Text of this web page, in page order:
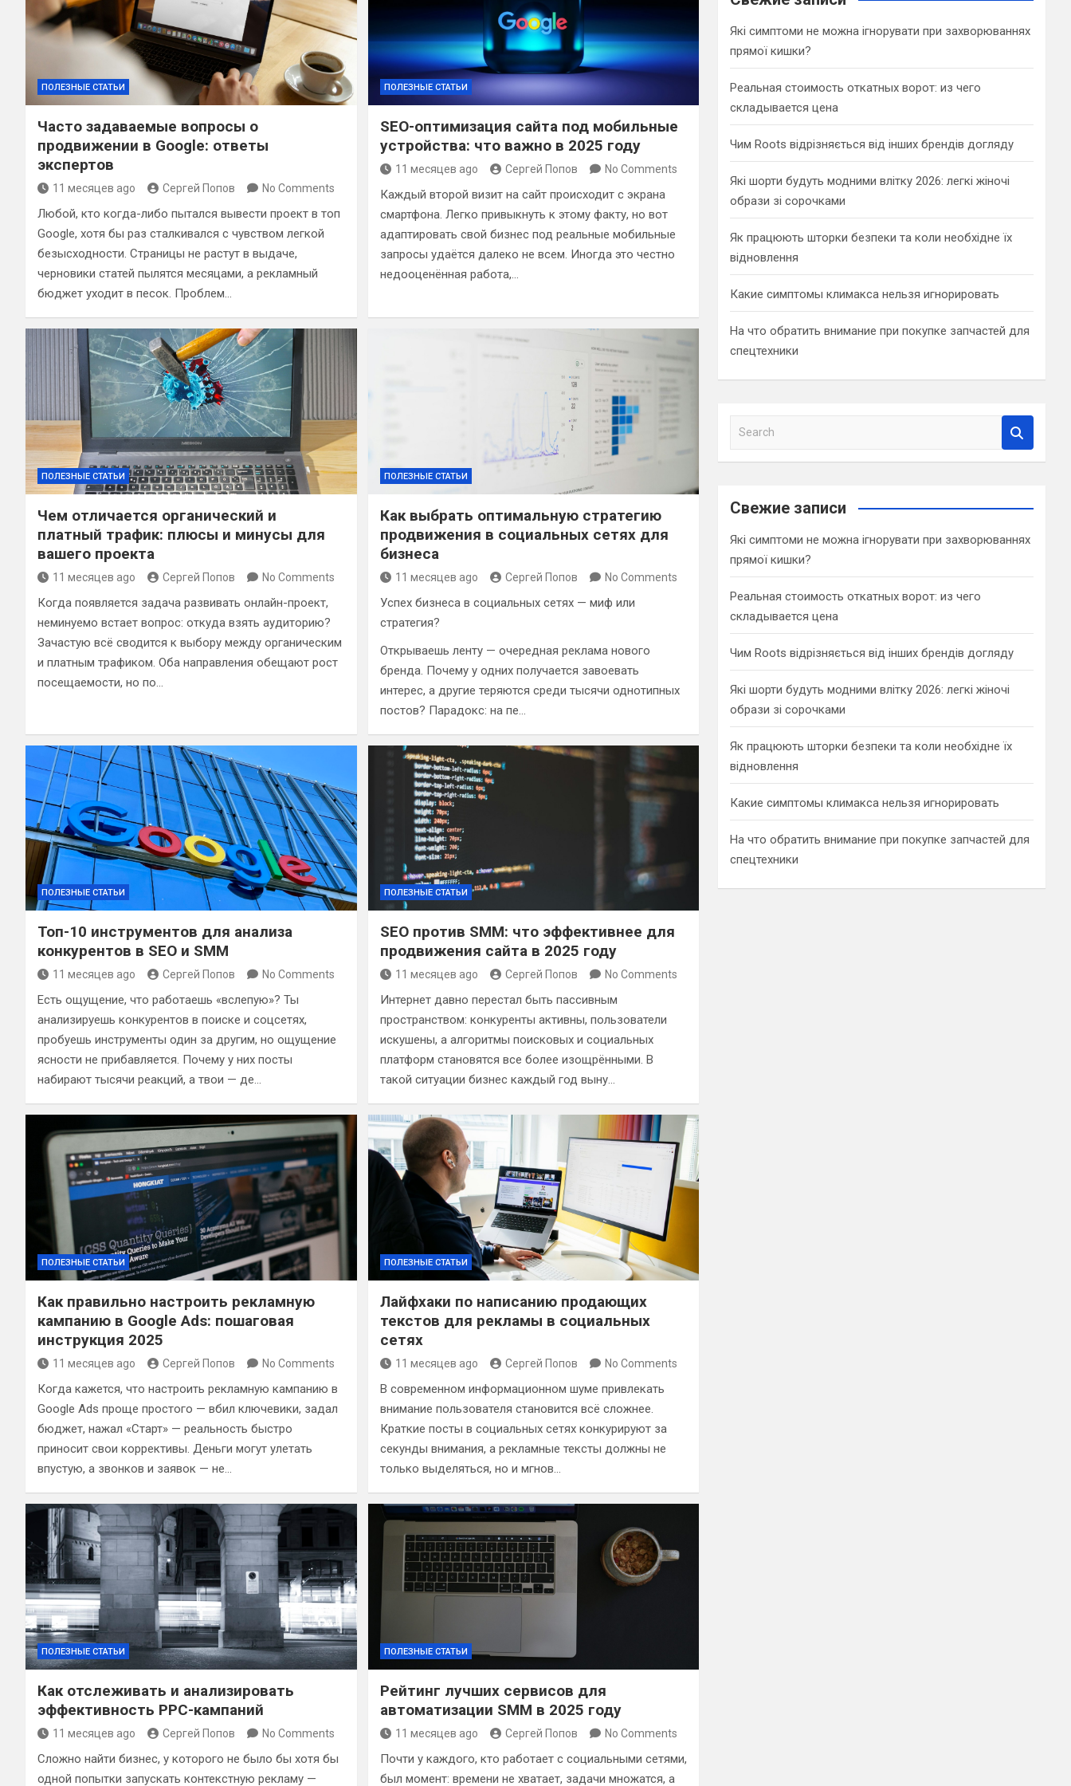
ПОЛЕЗНЫЕ СТАТЬИ
Часто задаваемые вопросы о
продвижении в Google: ответы
экспертов
11 месяцев ago Сергей Попов No Comments
Любой, кто когда-либо пытался вывести проект в топ
Google, хотя бы раз сталкивался с чувством легкой
безысходности. Страницы не растут в выдаче,
черновики статей пылятся месяцами, а рекламный
бюджет уходит в песок. Проблем…
ПОЛЕЗНЫЕ СТАТЬИ
SEO-оптимизация сайта под мобильные
устройства: что важно в 2025 году
11 месяцев ago Сергей Попов No Comments
Каждый второй визит на сайт происходит с экрана
смартфона. Легко привыкнуть к этому факту, но вот
адаптировать свой бизнес под реальные мобильные
запросы удаётся далеко не всем. Иногда это честно
недооценённая работа,…
ПОЛЕЗНЫЕ СТАТЬИ
Чем отличается органический и
платный трафик: плюсы и минусы для
вашего проекта
11 месяцев ago Сергей Попов No Comments
Когда появляется задача развивать онлайн-проект,
неминуемо встает вопрос: откуда взять аудиторию?
Зачастую всё сводится к выбору между органическим
и платным трафиком. Оба направления обещают рост
посещаемости, но по…
ПОЛЕЗНЫЕ СТАТЬИ
Как выбрать оптимальную стратегию
продвижения в социальных сетях для
бизнеса
11 месяцев ago Сергей Попов No Comments
Успех бизнеса в социальных сетях — миф или
стратегия?
Открываешь ленту — очередная реклама нового
бренда. Почему у одних получается завоевать
интерес, а другие теряются среди тысячи однотипных
постов? Парадокс: на пе…
ПОЛЕЗНЫЕ СТАТЬИ
Топ-10 инструментов для анализа
конкурентов в SEO и SMM
11 месяцев ago Сергей Попов No Comments
Есть ощущение, что работаешь «вслепую»? Ты
анализируешь конкурентов в поиске и соцсетях,
пробуешь инструменты один за другим, но ощущение
ясности не прибавляется. Почему у них посты
набирают тысячи реакций, а твои — де…
ПОЛЕЗНЫЕ СТАТЬИ
SEO против SMM: что эффективнее для
продвижения сайта в 2025 году
11 месяцев ago Сергей Попов No Comments
Интернет давно перестал быть пассивным
пространством: конкуренты активны, пользователи
искушены, а алгоритмы поисковых и социальных
платформ становятся все более изощрёнными. В
такой ситуации бизнес каждый год выну…
ПОЛЕЗНЫЕ СТАТЬИ
Как правильно настроить рекламную
кампанию в Google Ads: пошаговая
инструкция 2025
11 месяцев ago Сергей Попов No Comments
Когда кажется, что настроить рекламную кампанию в
Google Ads проще простого — вбил ключевики, задал
бюджет, нажал «Старт» — реальность быстро
приносит свои коррективы. Деньги могут улетать
впустую, а звонков и заявок — не…
ПОЛЕЗНЫЕ СТАТЬИ
Лайфхаки по написанию продающих
текстов для рекламы в социальных
сетях
11 месяцев ago Сергей Попов No Comments
В современном информационном шуме привлекать
внимание пользователя становится всё сложнее.
Краткие посты в социальных сетях конкурируют за
секунды внимания, а рекламные тексты должны не
только выделяться, но и мгнов…
ПОЛЕЗНЫЕ СТАТЬИ
Как отслеживать и анализировать
эффективность PPC-кампаний
11 месяцев ago Сергей Попов No Comments
Сложно найти бизнес, у которого не было бы хотя бы
одной попытки запускать контекстную рекламу —
ПОЛЕЗНЫЕ СТАТЬИ
Рейтинг лучших сервисов для
автоматизации SMM в 2025 году
11 месяцев ago Сергей Попов No Comments
Почти у каждого, кто работает с социальными сетями,
был момент: времени не хватает, задачи множатся, а
Які симптоми не можна ігнорувати при захворюваннях
прямої кишки?
Реальная стоимость откатных ворот: из чего
складывается цена
Чим Roots відрізняється від інших брендів догляду
Які шорти будуть модними влітку 2026: легкі жіночі
образи зі сорочками
Як працюють шторки безпеки та коли необхідне їх
відновлення
Какие симптомы климакса нельзя игнорировать
На что обратить внимание при покупке запчастей для
спецтехники
a
c
Свежие записи
Які симптоми не можна ігнорувати при захворюваннях
прямої кишки?
Реальная стоимость откатных ворот: из чего
складывается цена
Чим Roots відрізняється від інших брендів догляду
Які шорти будуть модними влітку 2026: легкі жіночі
образи зі сорочками
Як працюють шторки безпеки та коли необхідне їх
відновлення
Какие симптомы климакса нельзя игнорировать
На что обратить внимание при покупке запчастей для
спецтехники